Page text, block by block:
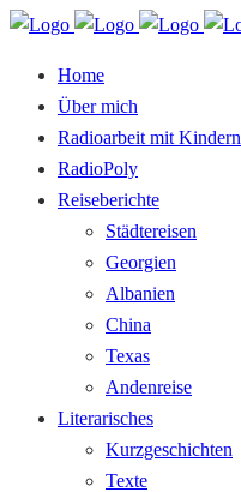
Home
Über mich
Radioarbeit mit Kindern
RadioPoly
Reiseberichte
Städtereisen
Georgien
Albanien
China
Texas
Andenreise
Literarisches
Kurzgeschichten
Texte